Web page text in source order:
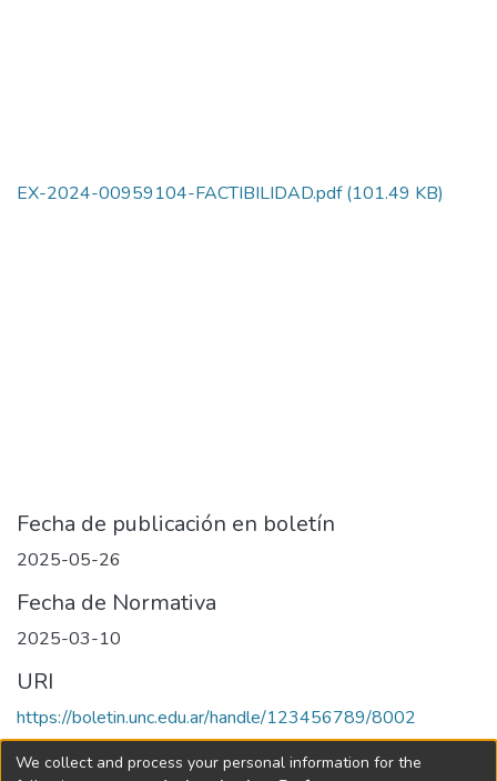
EX-2024-00959104-FACTIBILIDAD.pdf(101.49 KB)
Fecha de publicación en boletín
2025-05-26
Fecha de Normativa
2025-03-10
URI
https://boletin.unc.edu.ar/handle/123456789/8002
Collections
We collect and process your personal information for the